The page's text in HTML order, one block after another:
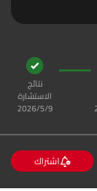
نتائج
الاستشارة
9‏‏/5‏‏/2026
اشتراك